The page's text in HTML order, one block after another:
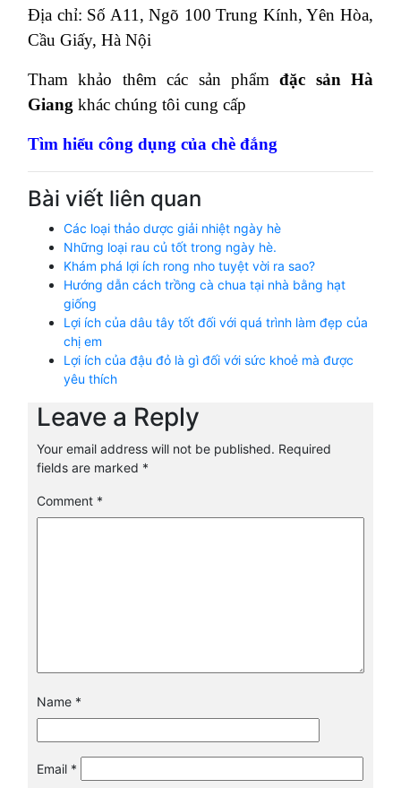
Địa chỉ: Số A11, Ngõ 100 Trung Kính, Yên Hòa,
Cầu Giấy, Hà Nội
Tham khảo thêm các sản phẩmđặc sản Hà
Giang khác chúng tôi cung cấp
Tìm hiểu công dụng của chè đắng
Bài viết liên quan
Các loại thảo dược giải nhiệt ngày hè
Những loại rau củ tốt trong ngày hè.
Khám phá lợi ích rong nho tuyệt vời ra sao?
Hướng dẫn cách trồng cà chua tại nhà bằng hạt
giống
Lợi ích của dâu tây tốt đối với quá trình làm đẹp của
chị em
Lợi ích của đậu đỏ là gì đối với sức khoẻ mà được
yêu thích
Leave a Reply
Your email address will not be published. Required
fields are marked *
Comment *
Name *
Email *